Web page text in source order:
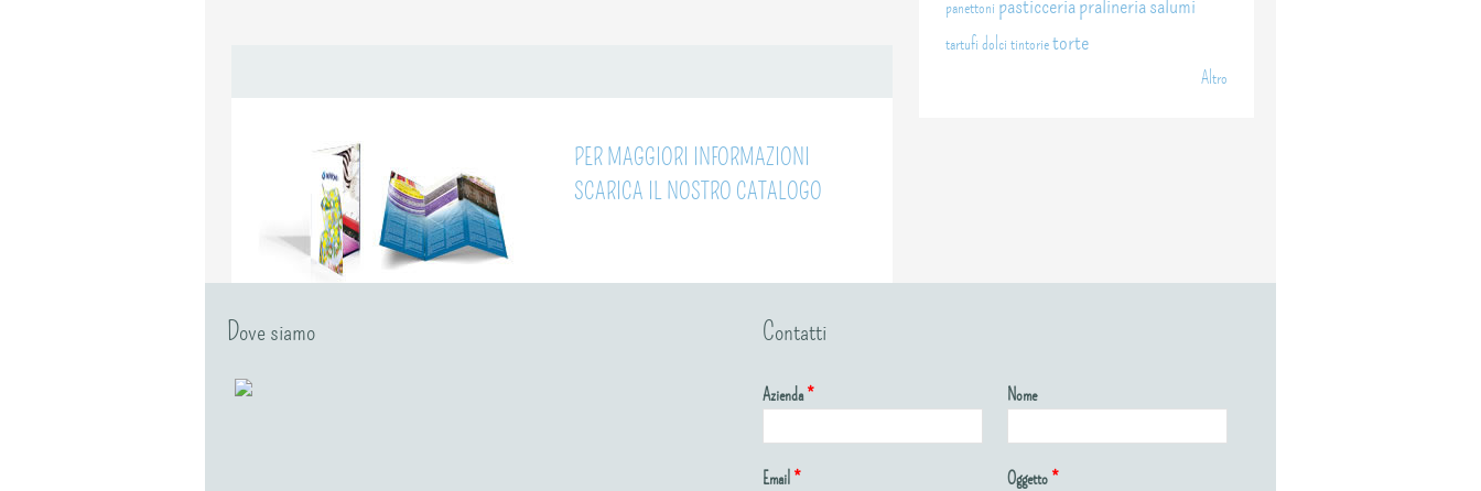
PER MAGGIORI INFORMAZIONI
SCARICA IL NOSTRO CATALOGO
panettoni
tartufi dolci tintorietorte
Altro
Dove siamo Contatti
Azienda* Nome
Email * Oggetto *